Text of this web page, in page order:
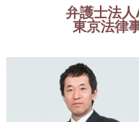
弁護士法
東京法律